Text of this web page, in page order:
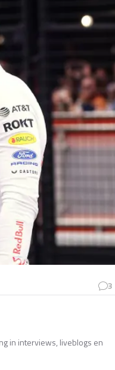
3
in interviews, liveblogs en